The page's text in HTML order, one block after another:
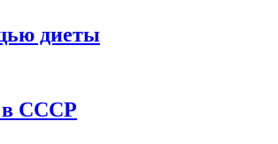
диеты
в СССР